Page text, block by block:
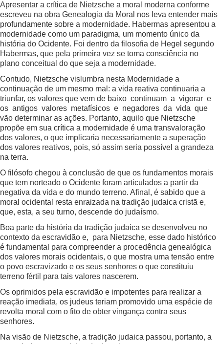
Apresentar a crítica de Nietzsche a moral moderna conforme
escreveu na obra Genealogia da Moral nos leva entender mais
profundamente sobre a modernidade. Habermas apresentou a
modernidade como um paradigma, um momento único da
história do Ocidente. Foi dentro da filosofia de Hegel segundo
Habermas, que pela primeira vez se toma consciência no
plano conceitual do que seja a modernidade.
Contudo, Nietzsche vislumbra nesta Modernidade a
continuação de um mesmo mal: a vida reativa continuaria a
triunfar, os valores que vem de baixo continuam a vigorar e
os antigos valores metafísicos e negadores da vida que
vão determinar as ações. Portanto, aquilo que Nietzsche
propõe em sua crítica a modernidade é uma transvaloração
dos valores, o que implicaria necessariamente a superação
dos valores reativos, pois, só assim seria possível a grandeza
na terra.
O filósofo chegou à conclusão de que os fundamentos morais
que tem norteado o Ocidente foram articulados a partir da
negativa da vida e do mundo terreno. Afinal, é sabido que a
moral ocidental resta enraizada na tradição judaica cristã e,
que, esta, a seu turno, descende do judaísmo.
Boa parte da história da tradição judaica se desenvolveu no
contexto da escravidão e, para Nietzsche, esse dado histórico
é fundamental para compreender a procedência genealógica
dos valores morais ocidentais, o que mostra uma tensão entre
o povo escravizado e os seus senhores o que constituiu
terreno fértil para tais valores nascerem.
Os oprimidos pela escravidão e impotentes para realizar a
reação imediata, os judeus teriam promovido uma espécie de
revolta moral com o fito de obter vingança contra seus
senhores.
Na visão de Nietzsche, a tradição judaica passou, portanto, a